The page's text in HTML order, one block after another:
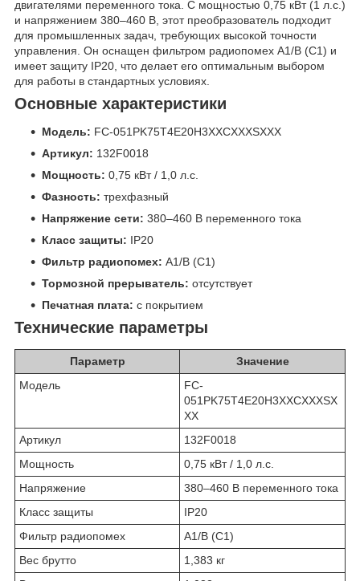
двигателями переменного тока. С мощностью 0,75 кВт (1 л.с.)
и напряжением 380–460 В, этот преобразователь подходит
для промышленных задач, требующих высокой точности
управления. Он оснащен фильтром радиопомех A1/B (C1) и
имеет защиту IP20, что делает его оптимальным выбором
для работы в стандартных условиях.
Основные характеристики
Модель: FC-051PK75T4E20H3XXCXXXSXXX
Артикул: 132F0018
Мощность: 0,75 кВт / 1,0 л.с.
Фазность: трехфазный
Напряжение сети: 380–460 В переменного тока
Класс защиты: IP20
Фильтр радиопомех: A1/B (C1)
Тормозной прерыватель: отсутствует
Печатная плата: с покрытием
Технические параметры
Параметр
Значение
Модель
FC-
051PK75T4E20H3XXCXXXSX
XX
Артикул
132F0018
Мощность
0,75 кВт / 1,0 л.с.
Напряжение
380–460 В переменного тока
Класс защиты
IP20
Фильтр радиопомех
A1/B (C1)
Вес брутто
1,383 кг